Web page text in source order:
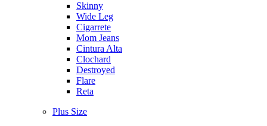
Skinny
Wide Leg
Cigarrete
Mom Jeans
Cintura Alta
Clochard
Destroyed
Flare
Reta
Plus Size